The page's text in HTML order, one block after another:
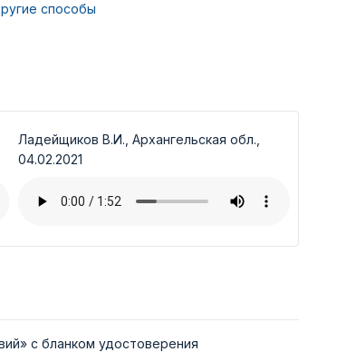
способы
Ладейщиков В.И., Архангельская обл.,
04.02.2021
с бланком удостоверения